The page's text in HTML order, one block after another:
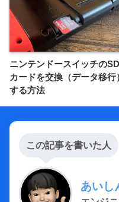
ニンテンドースイッチのSD
カードを交換（データ移行
する方法
この記事を書いた人
あいし